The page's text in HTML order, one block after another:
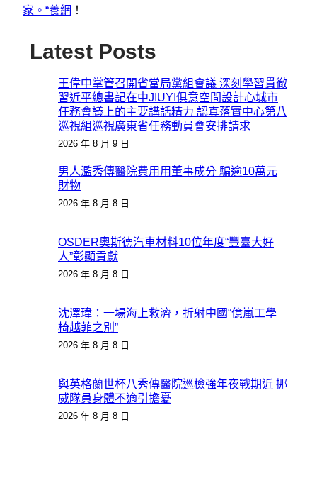
家。“養網 ！
Latest Posts
王偉中掌管召開省當局黨組會議 深刻學習貫徹
習近平總書記在中JIUYI俱意空間設計心城市
任務會議上的主要講話精力 認真落實中心第八
巡視組巡視廣東省任務動員會安排請求
2026 年 8 月 9 日
男人濫秀傳醫院費用用董事成分 騙逾10萬元
財物
2026 年 8 月 8 日
OSDER奧斯德汽車材料10位年度“豐臺大好
人”彰顯貢獻
2026 年 8 月 8 日
沈澤瑋：一場海上救濟，折射中國“億嵐工學
椅越菲之別”
2026 年 8 月 8 日
與英格蘭世杯八秀傳醫院巡檢強年夜戰期近 挪
威隊員身體不適引擔憂
2026 年 8 月 8 日